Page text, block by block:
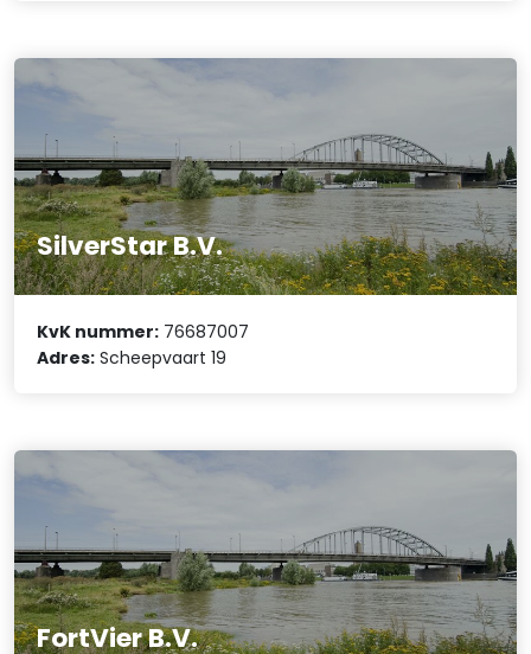
SilverStar B.V.
KvK nummer: 76687007
Adres: Scheepvaart 19
FortVier B.V.